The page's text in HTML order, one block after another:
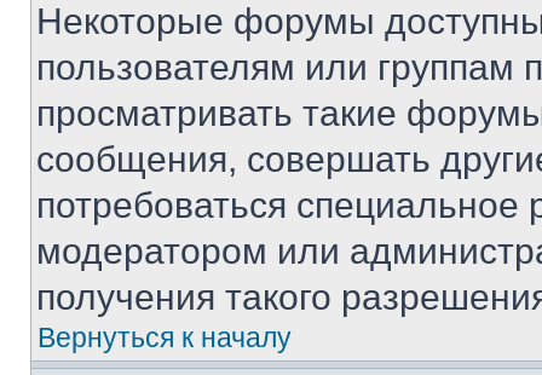
Некоторые форумы
пользователям или группам
просматривать такие
сообщения, совершать
потребоваться
модератором или
получения такого
Вернуться к началу